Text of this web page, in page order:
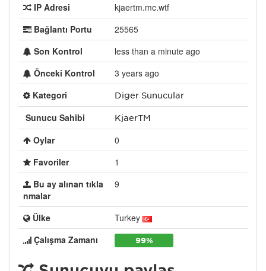
IP Adresi
kjaertm.mc.wtf
Bağlantı Portu
25565
Son Kontrol
less than a minute ago
Önceki Kontrol
3 years ago
Kategori
Diğer Sunucular
Sunucu Sahibi KjaerTM
Oylar
0
Favoriler
1
Bu ay alınan tıkla
nmalar
9
Ülke
Turkey
Çalışma Zamanı
99%